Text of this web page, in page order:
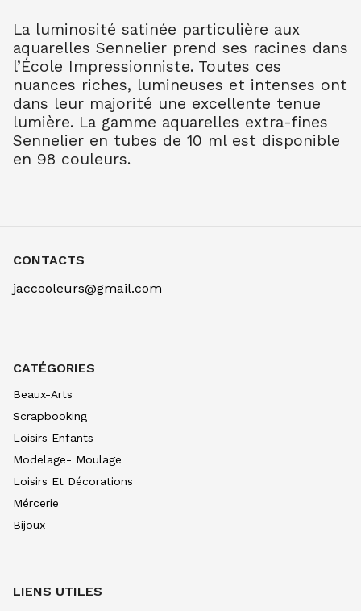
7.90€ TTC 7.89 € TTC
AQUARELLE EXTRA FINE TUBE 10 ML
TERRE VERT NAT 213
7.90€ TTC 7.89€ TTC
AQUARELLE EXTRA FINE TUBE 10 ML
OCRE JAUNE 252
7.90 € TTC 7.89 € TTC
AQUARELLE EXTRA FINE TUBE 10 ML
BLEU INDIGO 308
AQUARELLE EXTRA FINE TUBE 10 ML
8.80
BLEU OUTRE FONC315
AQUARELLE EXTRA FINE TUBE 10 ML
La luminosité satinée particulière aux
aquarelles Sennelier prend ses racines dans
l’École Impressionniste. Toutes ces
nuances riches, lumineuses et intenses ont
dans leur majorité une excellente tenue
lumière. La gamme aquarelles extra-fines
Sennelier en tubes de 10 ml est disponible
en 98 couleurs.
CONTACTS
jaccooleurs@gmail.com
CATÉGORIES
Beaux-Arts
Scrapbooking
Loisirs Enfants
Modelage- Moulage
Loisirs Et Décorations
Mércerie
Bijoux
LIENS UTILES